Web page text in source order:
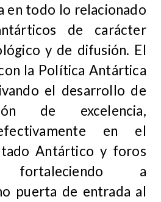
en todo lo relacionado
de carácter
y de difusión. El
la Política Antártica
el desarrollo de
de excelencia,
en el
Antártico y foros
fortaleciendo a
puerta de entrada al